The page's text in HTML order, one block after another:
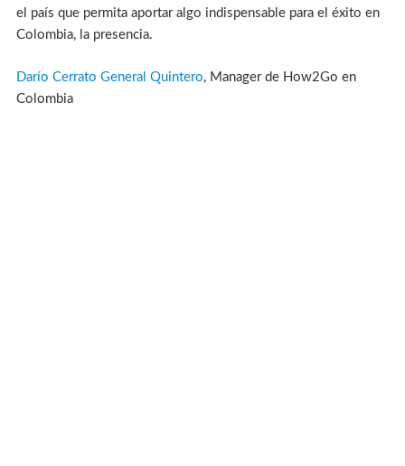
el país que permita aportar algo indispensable para el éxito en
Colombia, la presencia.
Darío Cerrato General Quintero, Manager de How2Go en
Colombia